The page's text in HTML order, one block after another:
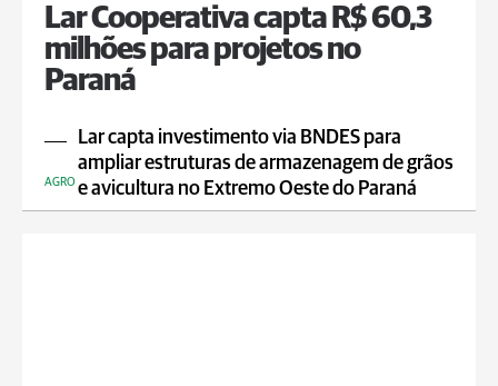
Lar Cooperativa capta R$ 60,3
milhões para projetos no
Paraná
Lar capta investimento via BNDES para
ampliar estruturas de armazenagem de grãos
e avicultura no Extremo Oeste do Paraná
AGRO